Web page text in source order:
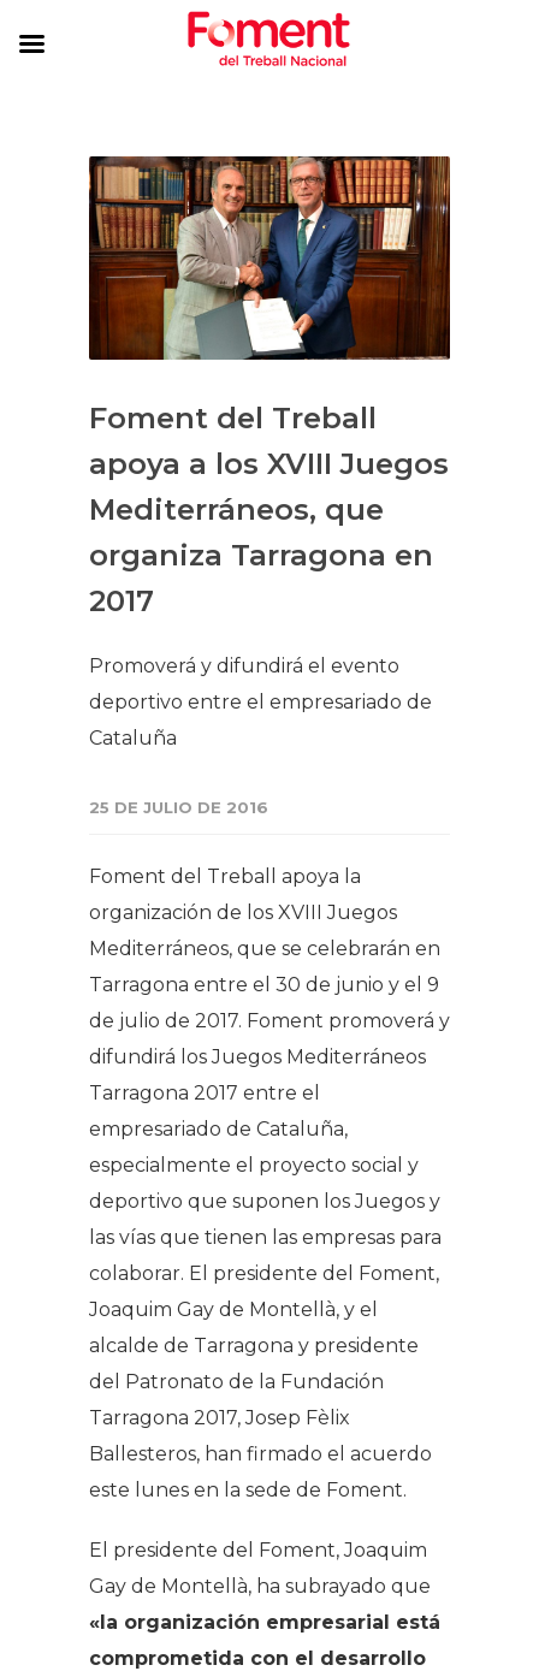
Foment del Treball
apoya a los XVIII Juegos
Mediterráneos, que
organiza Tarragona en
2017
​Promoverá y difundirá el evento
deportivo entre el empresariado de
Cataluña
25 DE JULIO DE 2016
Foment del Treball apoya la
organización de los XVIII Juegos
Mediterráneos, que se celebrarán en
Tarragona entre el 30 de junio y el 9
de julio de 2017. Foment promoverá y
difundirá los Juegos Mediterráneos
Tarragona 2017 entre el
empresariado de Cataluña,
especialmente el proyecto social y
deportivo que suponen los Juegos y
las vías que tienen las empresas para
colaborar. El presidente del Foment,
Joaquim Gay de Montellà, y el
alcalde de Tarragona y presidente
del Patronato de la Fundación
Tarragona 2017, Josep Fèlix
Ballesteros, han firmado el acuerdo
este lunes en la sede de Foment.
El presidente del Foment, Joaquim
Gay de Montellà, ha subrayado que
«la organización empresarial está
comprometida con el desarrollo